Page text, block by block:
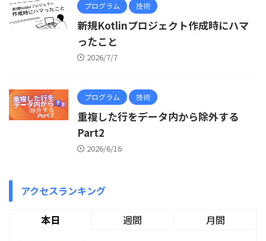
プログラム 技術
新規Kotlinプロジェクト作成時にハマ
ったこと
2026/7/7
プログラム 技術
重複した行をデータ内から除外する
Part2
2026/6/16
アクセスランキング
本日 週間 月間